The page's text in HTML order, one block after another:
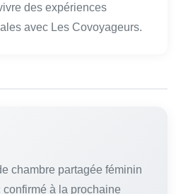
des expériences
avec Les Covoyageurs.
chambre partagée féminin
à la prochaine